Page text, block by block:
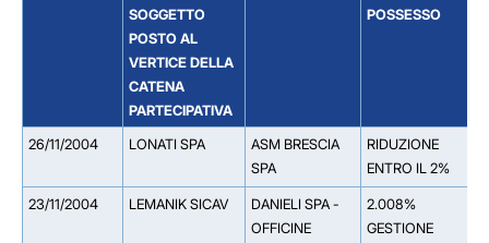
SOGGETTO
POSTO AL
VERTICE DELLA
CATENA
PARTECIPATIVA
POSSESSO
26/11/2004 LONATI SPA
ASM BRESCIA
SPA
RIDUZIONE
ENTRO IL 2%
23/11/2004 LEMANIK SICAV
DANIELI SPA -
OFFICINE
2.008%
GESTIONE